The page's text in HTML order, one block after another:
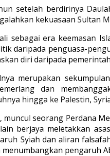
setelah berdirinya
kekuasaan Sultan
sebagai era keemasan
daripada penguasa-
diri daripada
merupakan
dan
hingga ke Palestin,
muncul seorang Perdana
berjaya meletakkan
Syiah dan aliran
pengaruh